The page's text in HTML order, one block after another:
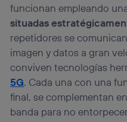
funcionan empleando
situadas
repetidores se
imagen y datos a gran
conviven tecnologías
5G. Cada una con una
final, se complementan
banda para no